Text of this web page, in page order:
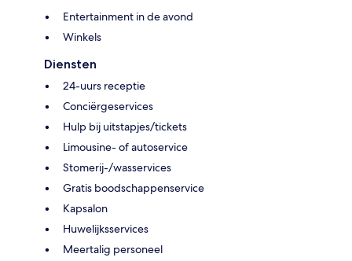
Entertainment in de avond
Winkels
Diensten
24-uurs receptie
Conciërgeservices
Hulp bij uitstapjes/tickets
Limousine- of autoservice
Stomerij-/wasservices
Gratis boodschappenservice
Kapsalon
Huwelijksservices
Meertalig personeel